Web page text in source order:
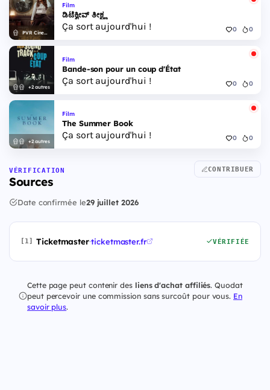
PVR Cinemas
Film
ಡಿಟೆಕ್ವೀವ್ ತೀಕ್ಷ್ಣ
Ça sort aujourd'hui ! 0 0
+2 autres
Film
Bande-son pour un coup d'État
Ça sort aujourd'hui ! 0 0
+2 autres
Film
The Summer Book
Ça sort aujourd'hui ! 0 0
VÉRIFICATION
Sources
CONTRIBUER
Date confirmée le29 juillet 2026
[1] Ticketmaster·ticketmaster.fr VÉRIFIÉE
Cette page peut contenir des liens d'achat affiliés. Quodat
peut percevoir une commission sans surcoût pour vous. En
savoir plus.